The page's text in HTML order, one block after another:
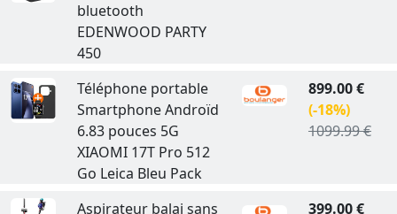
bluetooth
EDENWOOD PARTY
450
Téléphone portable
Smartphone Androïd
6.83 pouces 5G
XIAOMI 17T Pro 512
Go Leica Bleu Pack
899.00 €
(-18%)
1099.99 €
Aspirateur balai sans
399.00 €